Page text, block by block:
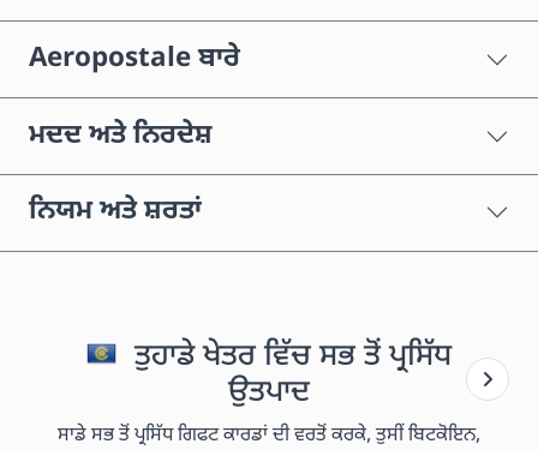
Aeropostale ਬਾਰੇ
ਮਦਦ ਅਤੇ ਨਿਰਦੇਸ਼
ਨਿਯਮ ਅਤੇ ਸ਼ਰਤਾਂ
ਤੁਹਾਡੇ ਖੇਤਰ ਵਿੱਚ ਸਭ ਤੋਂ ਪ੍ਰਸਿੱਧ
ਉਤਪਾਦ
ਸਾਡੇ ਸਭ ਤੋਂ ਪ੍ਰਸਿੱਧ ਗਿਫਟ ਕਾਰਡਾਂ ਦੀ ਵਰਤੋਂ ਕਰਕੇ, ਤੁਸੀਂ ਬਿਟਕੋਇਨ,